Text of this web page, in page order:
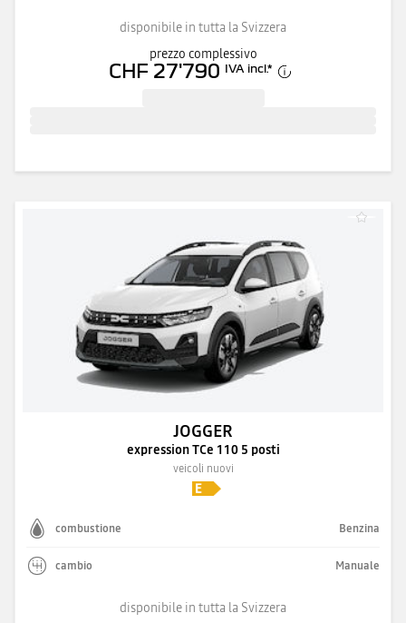
disponibile in tutta la Svizzera
prezzo complessivo
CHF 27'790 IVA incl.*
JOGGER
expression TCe 110 5 posti
veicoli nuovi
combustione Benzina
cambio Manuale
disponibile in tutta la Svizzera